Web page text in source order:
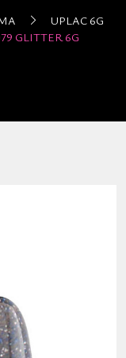
UPLAC 6G
GLITTER 6G